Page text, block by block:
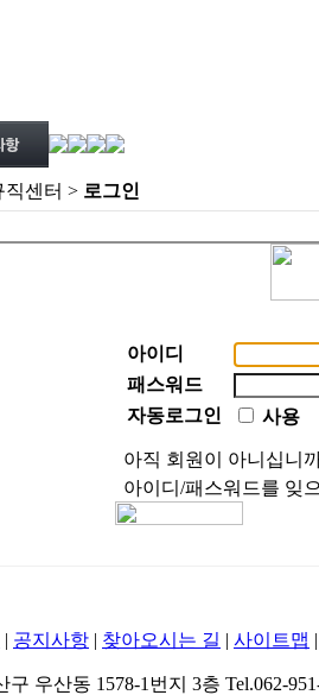
직센터 > 로그인
아이디
패스워드
자동로그인
사용
아직 회원이 아니십니
아이디/패스워드를 잊
| 공지사항 | 찾아오시는 길 | 사이트맵 |
우산동 1578-1번지 3층 Tel.062-